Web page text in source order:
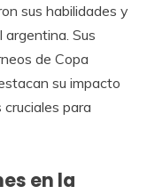
sus habilidades y
argentina. Sus
de Copa
su impacto
para
en la